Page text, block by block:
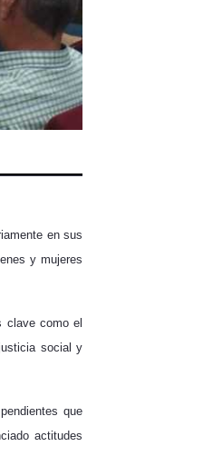
en sus
y mujeres
clave como el
social y
que
actitudes